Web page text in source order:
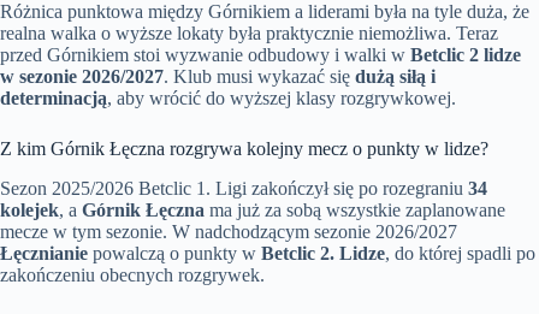
Różnica punktowa między Górnikiem a liderami była na tyle duża, że
realna walka o wyższe lokaty była praktycznie niemożliwa. Teraz
przed Górnikiem stoi wyzwanie odbudowy i walki w Betclic 2 lidze
w sezonie 2026/2027. Klub musi wykazać się dużą siłą i
determinacją, aby wrócić do wyższej klasy rozgrywkowej.
Z kim Górnik Łęczna rozgrywa kolejny mecz o punkty w lidze?
Sezon 2025/2026 Betclic 1. Ligi zakończył się po rozegraniu 34
kolejek, a Górnik Łęczna ma już za sobą wszystkie zaplanowane
mecze w tym sezonie. W nadchodzącym sezonie 2026/2027
Łęcznianie powalczą o punkty w Betclic 2. Lidze, do której spadli po
zakończeniu obecnych rozgrywek.